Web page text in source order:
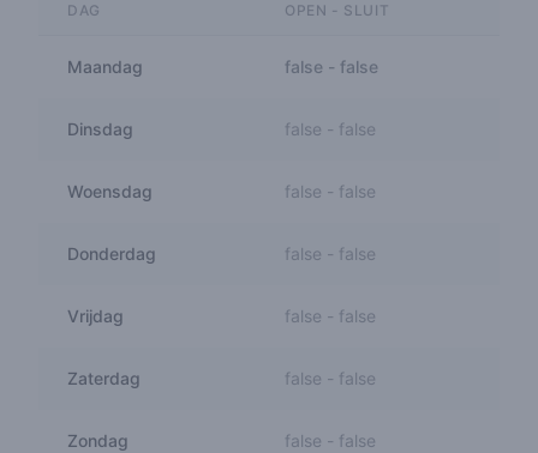
DAG OPEN - SLUIT
Maandag false - false
Dinsdag false - false
Woensdag false - false
Donderdag false - false
Vrijdag false - false
Zaterdag false - false
Zondag false - false